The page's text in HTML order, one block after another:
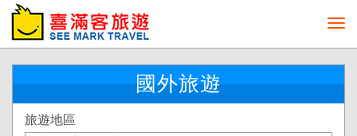
國外旅遊
旅遊地區